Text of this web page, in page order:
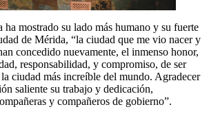
ha mostrado su lado más humano y su fuerte
de Mérida, “la ciudad que me vio nacer y
concedido nuevamente, el inmenso honor,
responsabilidad, y compromiso, de ser
ciudad más increíble del mundo. Agradecer
saliente su trabajo y dedicación,
y compañeros de gobierno”.